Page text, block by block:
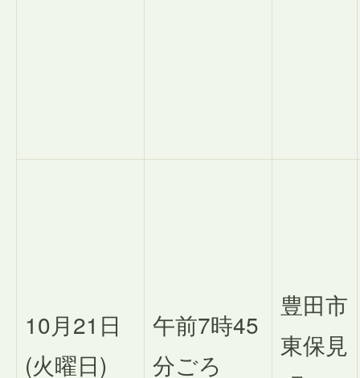
10月21日
(火曜日)
午前7時45
分ごろ
豊田市
東保見